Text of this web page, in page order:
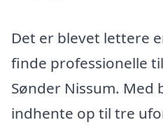
Det er blevet lettere
finde professionelle
Sønder Nissum. Med
indhente op til tre